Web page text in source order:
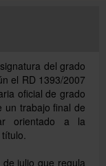
del grado
el RD 1393/2007
oficial de grado
un trabajo final de
orientado a la
julio que regula